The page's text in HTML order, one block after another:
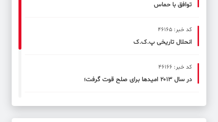
توافق با حماس
کد خبر: 46165
انحلال تاریخی پ.ک.ک
کد خبر: 46166
در سال ۲۰۱۳ امیدها برای صلح قوت گرفت؛
کد خبر: 46167
«برج ترامپ» در دمشق؟